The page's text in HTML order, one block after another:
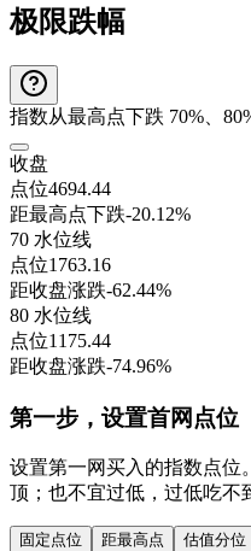
极限跌幅
指数从最高点下跌 70%、
收盘
点位4694.44
距最高点下跌-20.12%
70 水位线
点位1763.16
距收盘涨跌-62.44%
80 水位线
点位1175.44
距收盘涨跌-74.96%
第一步，设置首网点位
设置第一网买入的指数点位
顶；也不宜过低，过低吃不
固定点位 距最高点 估值分位